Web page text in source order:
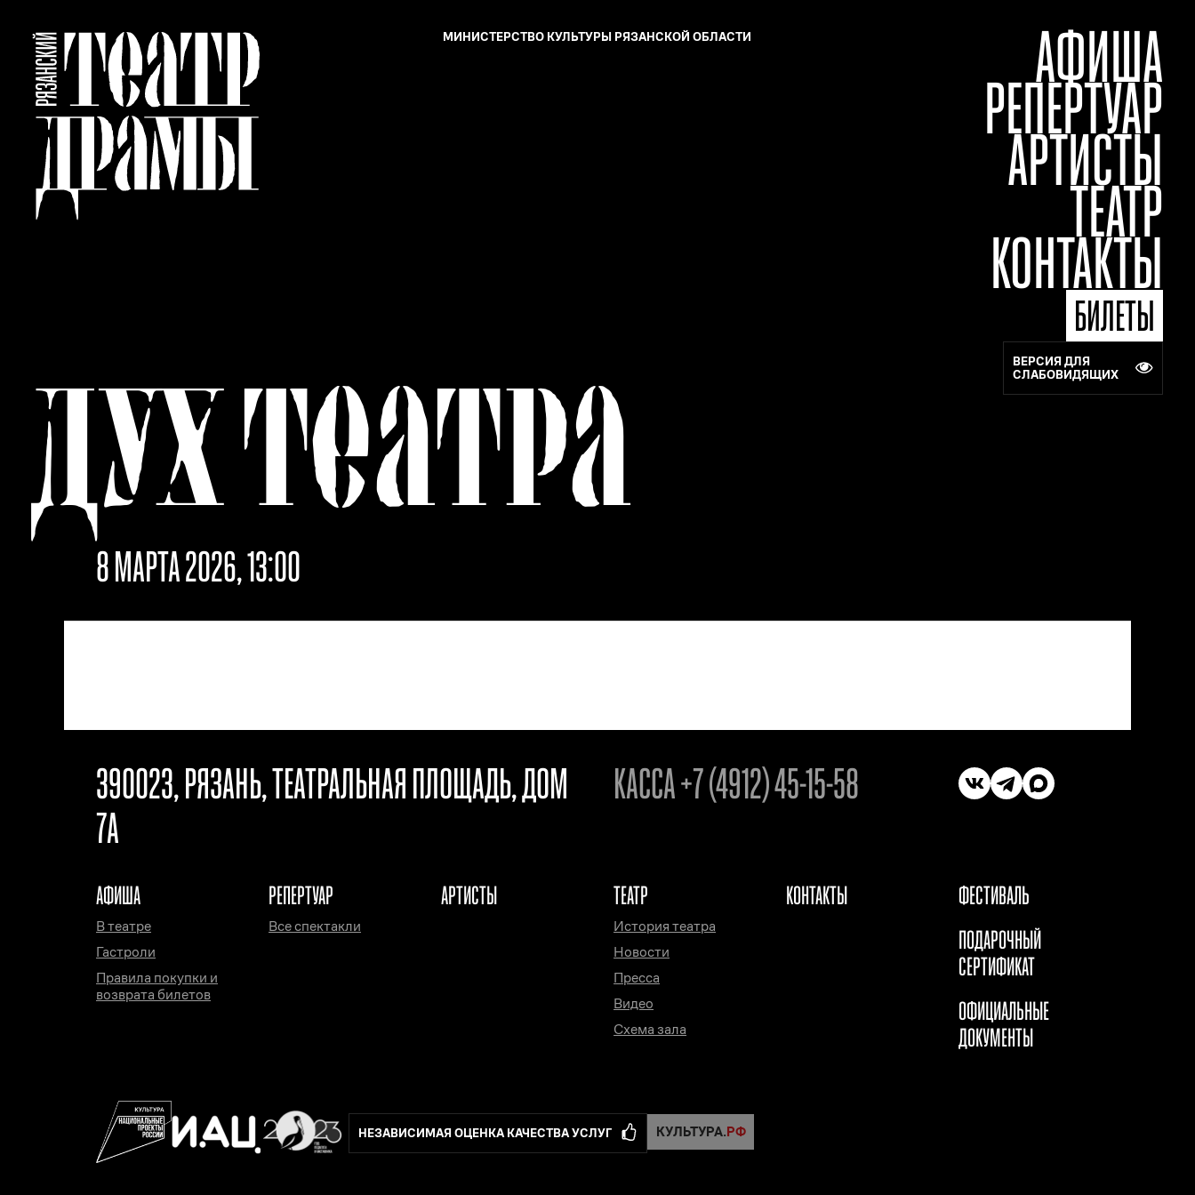
МИНИСТЕРСТВО КУЛЬТУРЫ РЯЗАНСКОЙ ОБЛАСТИ
ДУХТЕАТРА
8 МАРТА 2026, 13:00
АФИША
РЕПЕРТУАР
АРТИСТЫ
ТЕАТР
КОНТАКТЫ
БИЛЕТЫ
ВЕРСИЯ ДЛЯ
СЛАБОВИДЯЩИХ
390023, РЯЗАНЬ, ТЕАТРАЛЬНАЯ ПЛОЩАДЬ, ДОМ
7А
КАССА+7 (4912) 45-15-58
АФИША
В театре
Гастроли
Правила покупки и
возврата билетов
РЕПЕРТУАР
Все спектакли
АРТИСТЫ ТЕАТР
История театра
Новости
Пресса
Видео
Схема зала
КОНТАКТЫ
ФЕСТИВАЛЬ
ПОДАРОЧНЫЙ
СЕРТИФИКАТ
ОФИЦИАЛЬНЫЕ
ДОКУМЕНТЫ
НЕЗАВИСИМАЯ ОЦЕНКА КАЧЕСТВА УСЛУГ